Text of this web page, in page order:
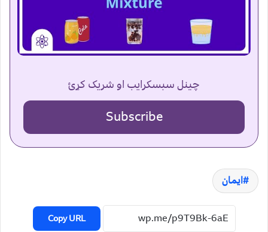
چینل سبسکرایب او شریک کړئ
Subscribe
ایمان
Copy URL